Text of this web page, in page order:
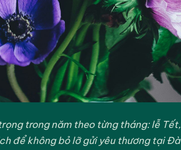
trong năm theo từng tháng: lễ Tết,
để không bỏ lỡ gửi yêu thương tại Đà